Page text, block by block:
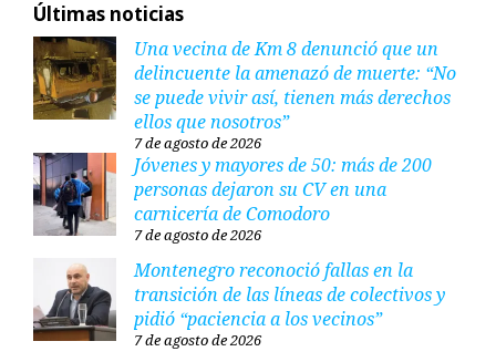
Últimas noticias
Una vecina de Km 8 denunció que un
delincuente la amenazó de muerte: “No
se puede vivir así, tienen más derechos
ellos que nosotros”
7 de agosto de 2026
Jóvenes y mayores de 50: más de 200
personas dejaron su CV en una
carnicería de Comodoro
7 de agosto de 2026
Montenegro reconoció fallas en la
transición de las líneas de colectivos y
pidió “paciencia a los vecinos”
7 de agosto de 2026